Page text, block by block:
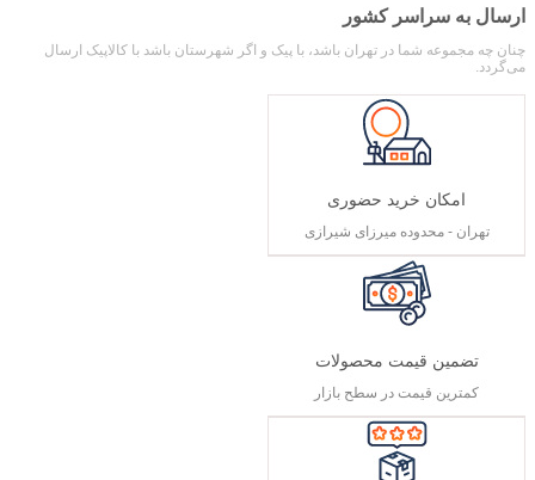
ارسال به سراسر کشور
چنان چه مجموعه شما در تهران باشد، با پیک و اگر شهرستان باشد با کالاپیک ارسال
می‌گردد.
امکان خرید حضوری
تهران - محدوده میرزای شیرازی
تضمین قیمت محصولات
کمترین قیمت در سطح بازار